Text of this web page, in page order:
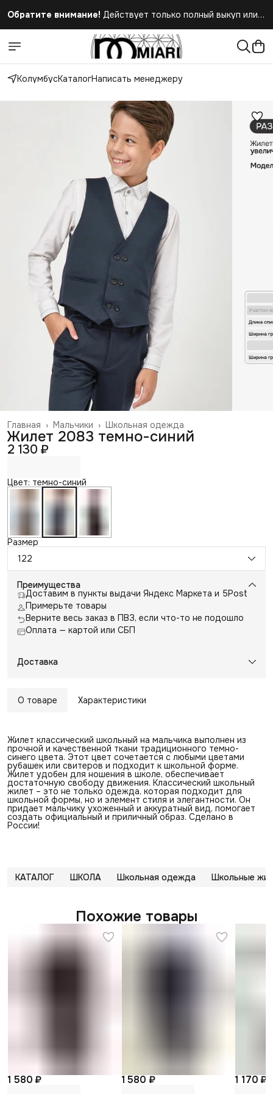
Обратите внимание! Действует только полный выкуп или
КолумбусКаталогНаписать менеджеру
Школьная одежда
Мальчики ›
Главная ›
Жилет 2083 темно-синий
2 130 ₽
Цвет: темно-синий
Размер
122
Преимущества
Доставим в пункты выдачи Яндекс Маркета и 5Post
Примерьте товары
Верните весь заказ в ПВЗ, если что-то не подошло
Оплата — картой или СБП
Доставка
О товаре Характеристики
Жилет классический школьный на мальчика выполнен из
прочной и качественной ткани традиционного темно-
синего цвета. Этот цвет сочетается с любыми цветами
рубашек или свитеров и подходит к школьной форме.
Жилет удобен для ношения в школе, обеспечивает
достаточную свободу движения. Классический школьный
жилет – это не только одежда, которая подходит для
школьной формы, но и элемент стиля и элегантности. Он
придает мальчику ухоженный и аккуратный вид, помогает
создать официальный и приличный образ. Сделано в
России!
КАТАЛОГ ШКОЛА Школьная одежда Школьные
Похожие товары
1 580 ₽ 1 580 ₽ 1 170 ₽